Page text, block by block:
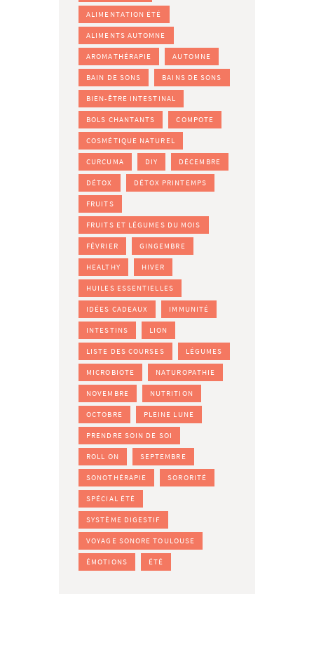
ALIMENTATION ÉTÉ
ALIMENTS AUTOMNE
AROMATHÉRAPIE AUTOMNE
BAIN DE SONS BAINS DE SONS
BIEN-ÊTRE INTESTINAL
BOLS CHANTANTS COMPOTE
COSMÉTIQUE NATUREL
CURCUMA DIY DÉCEMBRE
DÉTOX DÉTOX PRINTEMPS
FRUITS
FRUITS ET LÉGUMES DU MOIS
FÉVRIER GINGEMBRE
HEALTHY HIVER
HUILES ESSENTIELLES
IDÉES CADEAUX IMMUNITÉ
INTESTINS LION
LISTE DES COURSES LÉGUMES
MICROBIOTE NATUROPATHIE
NOVEMBRE NUTRITION
OCTOBRE PLEINE LUNE
PRENDRE SOIN DE SOI
ROLL ON SEPTEMBRE
SONOTHÉRAPIE SORORITÉ
SPÉCIAL ÉTÉ
SYSTÈME DIGESTIF
VOYAGE SONORE TOULOUSE
ÉMOTIONS ÉTÉ